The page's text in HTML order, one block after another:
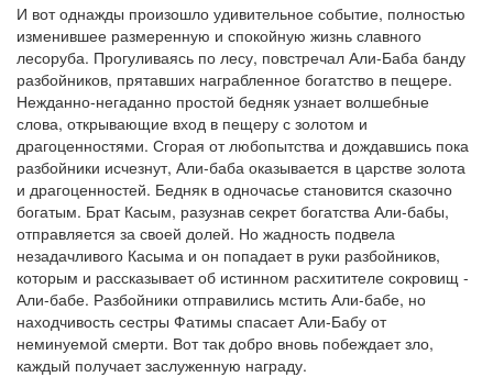
И вот однажды произошло удивительное событие, полностью
изменившее размеренную и спокойную жизнь славного
лесоруба. Прогуливаясь по лесу, повстречал Али-Баба банду
разбойников, прятавших награбленное богатство в пещере.
Нежданно-негаданно простой бедняк узнает волшебные
слова, открывающие вход в пещеру с золотом и
драгоценностями. Сгорая от любопытства и дождавшись пока
разбойники исчезнут, Али-баба оказывается в царстве золота
и драгоценностей. Бедняк в одночасье становится сказочно
богатым. Брат Касым, разузнав секрет богатства Али-бабы,
отправляется за своей долей. Но жадность подвела
незадачливого Касыма и он попадает в руки разбойников,
которым и рассказывает об истинном расхитителе сокровищ -
Али-бабе. Разбойники отправились мстить Али-бабе, но
находчивость сестры Фатимы спасает Али-Бабу от
неминуемой смерти. Вот так добро вновь побеждает зло,
каждый получает заслуженную награду.